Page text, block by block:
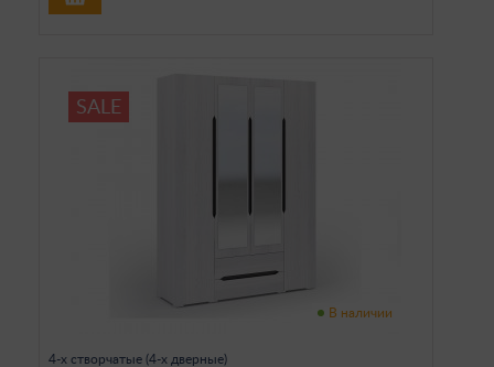
SALE
В наличии
4-х створчатые (4-х дверные)